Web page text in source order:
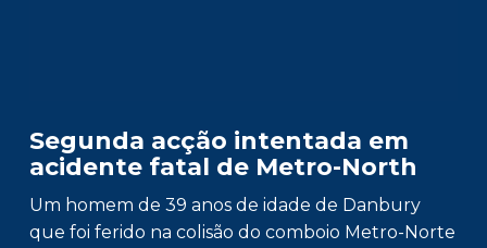
Segunda acção intentada em
acidente fatal de Metro-North
Um homem de 39 anos de idade de Danbury
que foi ferido na colisão do comboio Metro-Norte